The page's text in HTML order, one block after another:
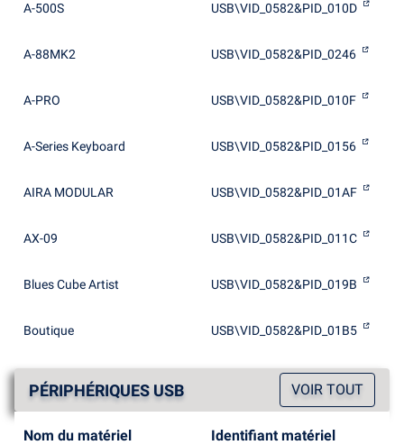
A-500S USB\VID_0582&PID_010D
A-88MK2 USB\VID_0582&PID_0246
A-PRO USB\VID_0582&PID_010F
A-Series Keyboard USB\VID_0582&PID_0156
AIRA MODULAR USB\VID_0582&PID_01AF
AX-09 USB\VID_0582&PID_011C
Blues Cube Artist USB\VID_0582&PID_019B
Boutique USB\VID_0582&PID_01B5
PÉRIPHÉRIQUES USB VOIR TOUT
Nom du matériel Identifiant matériel